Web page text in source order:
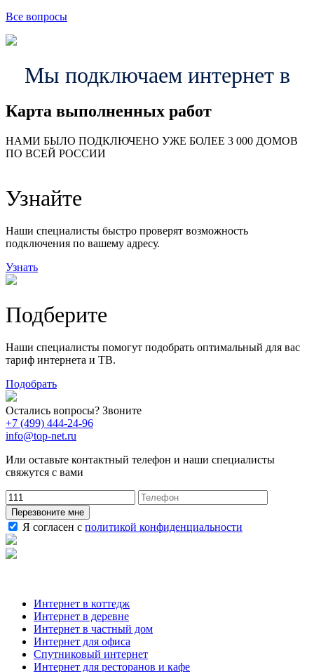
Все вопросы
Мы подключаем интернет в
Карта выполненных работ
НАМИ БЫЛО ПОДКЛЮЧЕНО УЖЕ БОЛЕЕ 3 000 ДОМОВ
ПО ВСЕЙ РОССИИ
57
29
99
48
Узнайте
Наши специалисты быстро проверят возможность
подключения по вашему адресу.
Узнать
Подберите
Наши специалисты помогут подобрать оптимальный для вас
тариф интернета и ТВ.
Подобрать
Остались вопросы? Звоните
+7 (499) 444-24-96
info@top-net.ru
Или оставьте контактный телефон и наши специалисты
свяжутся с вами
Перезвоните мне
Я согласен с политикой конфиденциальности
Интернет в коттедж
Интернет в деревне
Интернет в частный дом
Интернет для офиса
Спутниковый интернет
Интернет для ресторанов и кафе